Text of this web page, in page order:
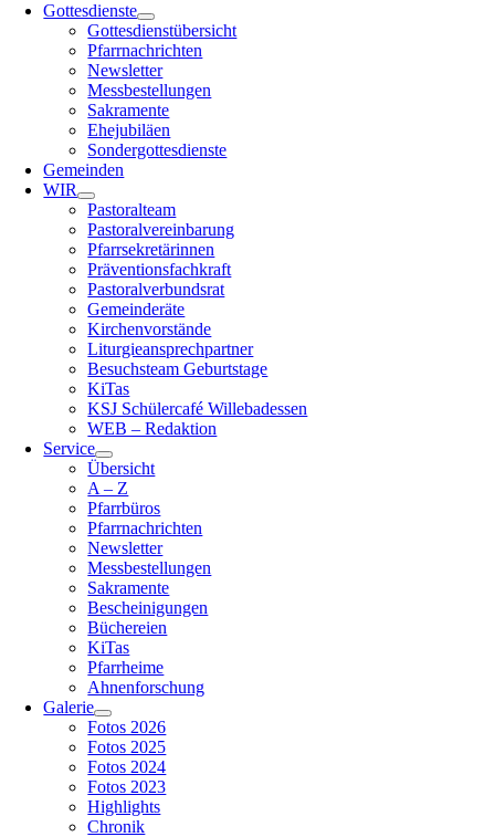
Gottesdienste
Gottesdienstübersicht
Pfarrnachrichten
Newsletter
Messbestellungen
Sakramente
Ehejubiläen
Sondergottesdienste
Gemeinden
WIR
Pastoralteam
Pastoralvereinbarung
Pfarrsekretärinnen
Präventionsfachkraft
Pastoralverbundsrat
Gemeinderäte
Kirchenvorstände
Liturgieansprechpartner
Besuchsteam Geburtstage
KiTas
KSJ Schülercafé Willebadessen
WEB – Redaktion
Service
Übersicht
A – Z
Pfarrbüros
Pfarrnachrichten
Newsletter
Messbestellungen
Sakramente
Bescheinigungen
Büchereien
KiTas
Pfarrheime
Ahnenforschung
Galerie
Fotos 2026
Fotos 2025
Fotos 2024
Fotos 2023
Highlights
Chronik